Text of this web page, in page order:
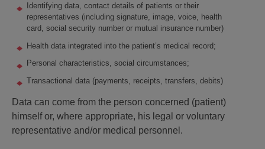
Identifying data, contact details of patients or their
representatives (including signature, image, voice, health
card, social security number or mutual insurance number)
Health data integrated into the patient’s medical record;
Personal characteristics, social circumstances;
Transactional data (payments, receipts, transfers, debits)
Data can come from the person concerned (patient)
himself or, where appropriate, his legal or voluntary
representative and/or medical personnel.